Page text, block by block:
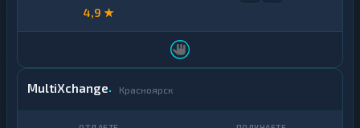
4,9 ★
MultiXchange Красноярск